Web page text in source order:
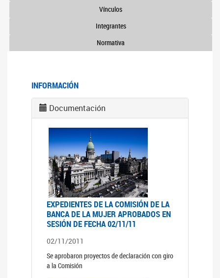
Vínculos
Integrantes
Normativa
INFORMACIÓN
Documentación
EXPEDIENTES DE LA COMISIÓN DE LA
BANCA DE LA MUJER APROBADOS EN
SESIÓN DE FECHA 02/11/11
02/11/2011
Se aprobaron proyectos de declaración con giro
a la Comisión